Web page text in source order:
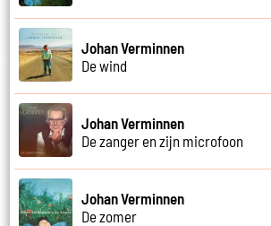
Johan Verminnen
De wind
Johan Verminnen
De zanger en zijn microfoon
Johan Verminnen
De zomer